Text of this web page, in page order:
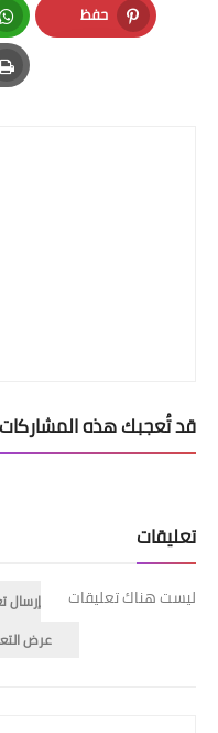
حفظ
Pinterest
قد تُعجبك هذه المشاركات
تعليقات
ليست هناك تعليقات
إرسال
عرض